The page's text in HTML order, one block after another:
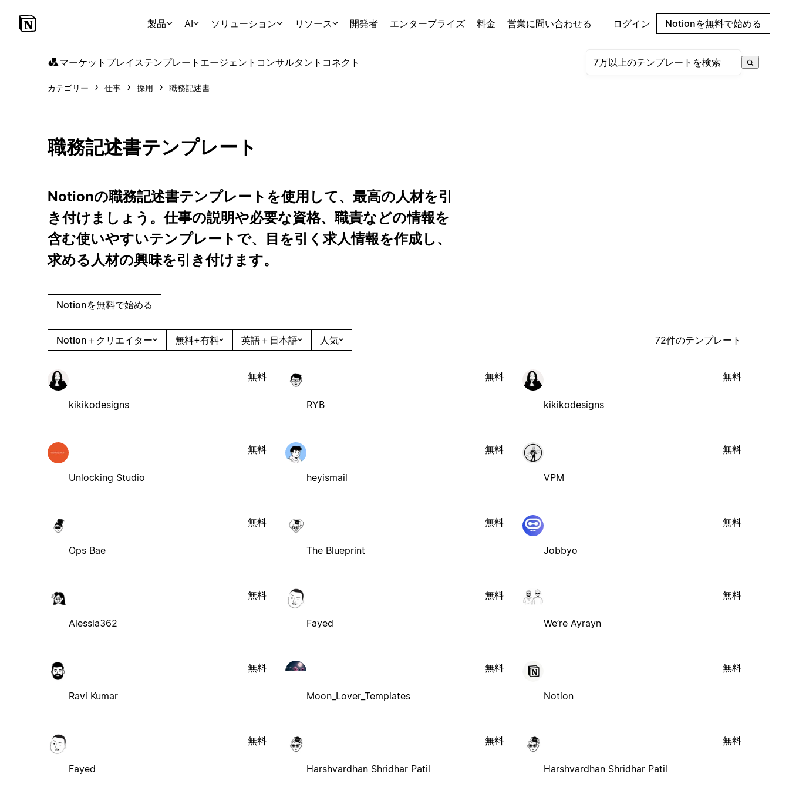
製品 AI ソリューション リソース 開発者 エンタープライズ 料金 営業に問い合わせる ログイン Notionを無料で始める
マーケットプレイステンプレート エージェント コンサルタント コネクト
カテゴリー 仕事 採用 職務記述書
職務記述書テンプレート
Notionの職務記述書テンプレートを使用して、最高の人材を引
き付けましょう。仕事の説明や必要な資格、職責などの情報を
含む使いやすいテンプレートで、目を引く求人情報を作成し、
求める人材の興味を引き付けます。
Notionを無料で始める
Notion＋クリエイター 無料+有料 英語＋日本語 人気 72件のテンプレート
kikikodesigns
無料
RYB
無料
kikikodesigns
無料
Unlocking Studio
無料
heyismail
無料
VPM
無料
Ops Bae
無料
The Blueprint
無料
Jobbyo
無料
Alessia362
無料
Fayed
無料
We’re Ayrayn
無料
Ravi Kumar
無料
Moon_Lover_Templates
無料
Notion
無料
Fayed
無料
Harshvardhan Shridhar Patil
無料
Harshvardhan Shridhar Patil
無料